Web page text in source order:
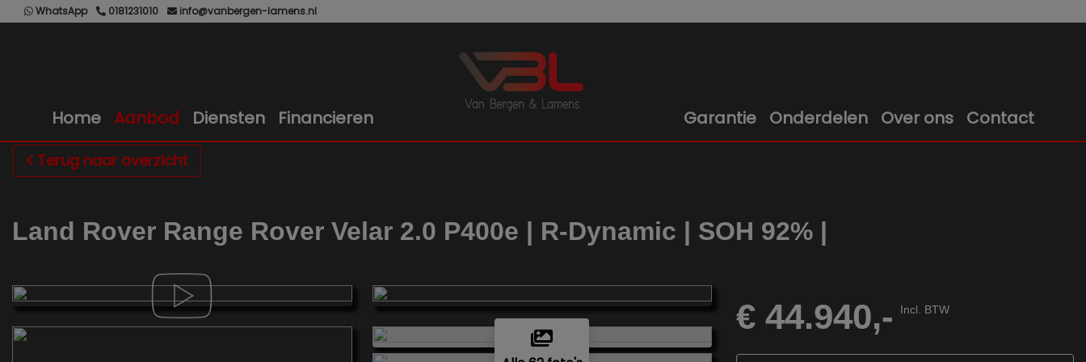
WhatsApp 0181231010 info@vanbergen-lamens.nl
Home Aanbod Diensten Financieren Garantie Onderdelen Over ons Contact
Terug naar overzicht
Land Rover Range Rover Velar 2.0 P400e | R-Dynamic | SOH 92% |
€ 44.940,- Incl. BTW